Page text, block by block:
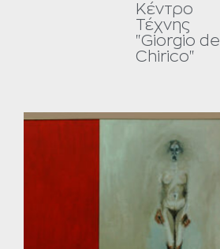
Κέντρο
Τέχνης
"Giorgio de
Chirico"